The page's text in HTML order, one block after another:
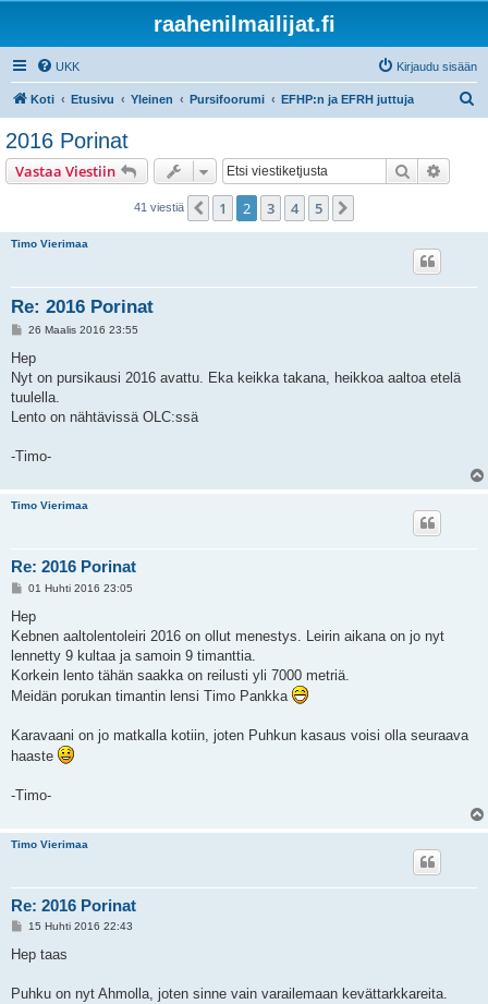
raahenilmailijat.fi
UKK Kirjaudu sisään
Koti Etusivu Yleinen Pursifoorumi EFHP:n ja EFRH juttuja
2016 Porinat
Vastaa Viestiin Etsi
41 viestiä Edellinen
1 2 3 4 5
Timo Vierimaa
Re: 2016 Porinat
V
e
s
t
i
26 Maalis 2016 23:55
Hep
Nyt on pursikausi 2016 avattu. Eka keikka takana, heikkoa aaltoa etelä
tuulella.
Lento on nähtävissä OLC:ssä
-Timo-
Timo Vierimaa
Re: 2016 Porinat
V
e
s
t
i
01 Huhti 2016 23:05
Hep
Kebnen aaltolentoleiri 2016 on ollut menestys. Leirin aikana on jo nyt
lennetty 9 kultaa ja samoin 9 timanttia.
Korkein lento tähän saakka on reilusti yli 7000 metriä.
Meidän porukan timantin lensi Timo Pankka
Karavaani on jo matkalla kotiin, joten Puhkun kasaus voisi olla seuraava
haaste
-Timo-
Timo Vierimaa
Re: 2016 Porinat
V
e
s
15 Huhti 2016 22:43
Hep taas
Puhku on nyt Ahmolla, joten sinne vain varailemaan kevättarkkareita.